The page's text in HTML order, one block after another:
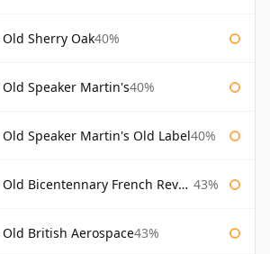
Sherry Oak40%
Speaker Martin's40%
Speaker Martin's Old Label40%
Bicentennary French Revolution 43%
British Aerospace43%